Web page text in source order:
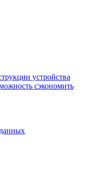
устройства
сэкономить